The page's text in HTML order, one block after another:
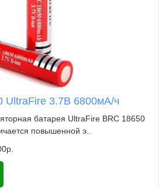
UltraFire 3.7В 6800мА/ч
батарея UltraFire BRC 18650
повышенной э..